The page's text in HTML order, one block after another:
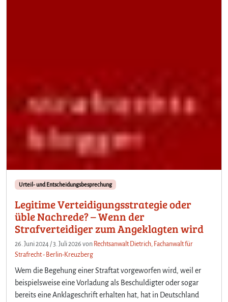
Urteil- und Entscheidungsbesprechung
Legitime Verteidigungsstrategie oder
üble Nachrede? – Wenn der
Strafverteidiger zum Angeklagten wird
26. Juni 2024 /3. Juli 2026 von Rechtsanwalt Dietrich, Fachanwalt für
Strafrecht - Berlin-Kreuzberg
Wem die Begehung einer Straftat vorgeworfen wird, weil er
beispielsweise eine Vorladung als Beschuldigter oder sogar
bereits eine Anklageschrift erhalten hat, hat in Deutschland